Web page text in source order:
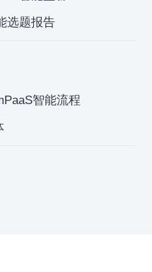
选题报告
智能流程